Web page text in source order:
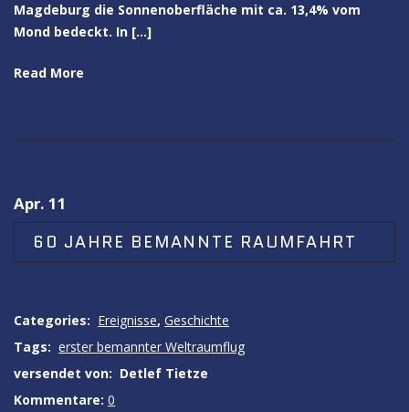
Magdeburg die Sonnenoberfläche mit ca. 13,4% vom
Mond bedeckt. In […]
Read More
Apr. 11
60 JAHRE BEMANNTE RAUMFAHRT
Categories: Ereignisse,Geschichte
Tags: erster bemannter Weltraumflug
versendet von: Detlef Tietze
Kommentare: 0